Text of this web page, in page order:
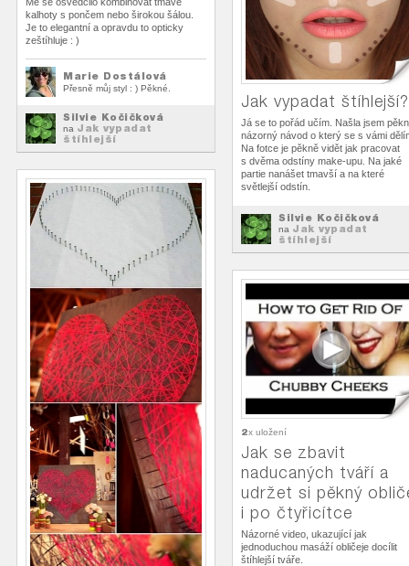
kalhoty s pončem nebo širokou šálou.
Je to elegantní a opravdu to opticky
zeštíhluje : )
Marie Dostálová
Přesně můj styl : ) Pěkné.
Silvie Kočičková
na Jak vypadat
štíhlejší
Jak vypadat štíhlejší?
Já se to pořád učím. Našla jsem
názorný návod o který se s vámi
Na fotce je pěkně vidět jak pracovat
s dvěma odstíny make-upu. Na jaké
partie nanášet tmavší a na které
světlejší odstín.
Silvie Kočičková
na Jak vypadat
štíhlejší
2x uložení
Jak se zbavit
naducaných tváří a
udržet si pěkný
i po čtyřicítce
Názorné video, ukazující jak
jednoduchou masáží obličeje docílit
štíhlejší tváře.